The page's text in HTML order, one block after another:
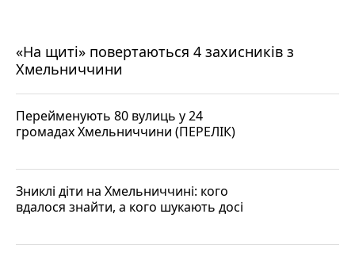
«На щиті» повертаються 4 захисників з
Хмельниччини
Перейменують 80 вулиць у 24
громадах Хмельниччини (ПЕРЕЛІК)
Зниклі діти на Хмельниччині: кого
вдалося знайти, а кого шукають досі